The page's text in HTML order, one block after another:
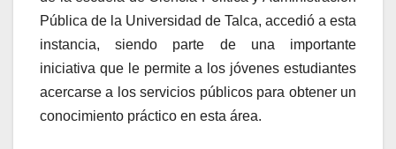
Pública de la Universidad de Talca, accedió a esta
instancia, siendo parte de una importante
iniciativa que le permite a los jóvenes estudiantes
acercarse a los servicios públicos para obtener un
conocimiento práctico en esta área.